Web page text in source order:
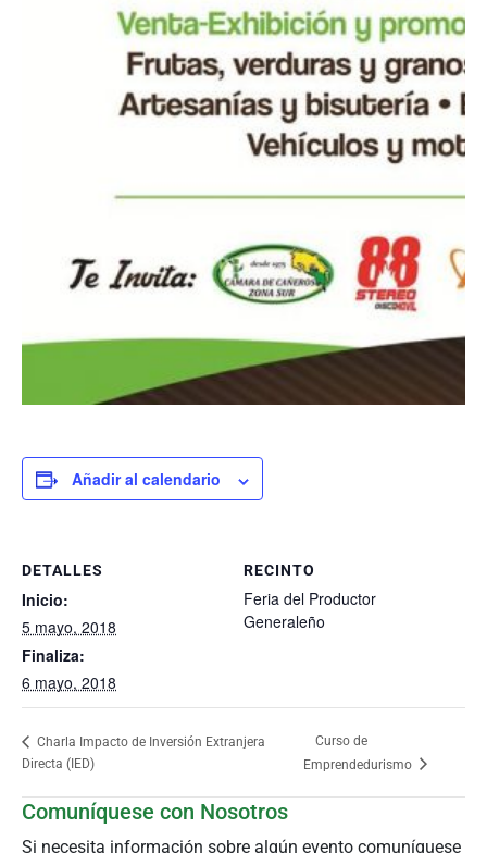
Añadir al calendario
DETALLES
Inicio:
5 mayo, 2018
Finaliza:
6 mayo, 2018
RECINTO
Feria del Productor
Generaleño
Charla Impacto de Inversión Extranjera
Directa (IED)
Curso de
Emprendedurismo
Comuníquese con Nosotros
Si necesita información sobre algún evento comuníquese